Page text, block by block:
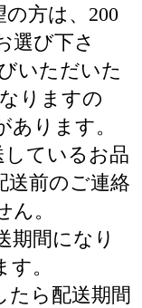
方は、200
選び下さ
いただいた
りますの
ります。
ているお品
送前のご連絡
。
期間になり
。
ら配送期間